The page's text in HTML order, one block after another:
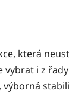
která
i z